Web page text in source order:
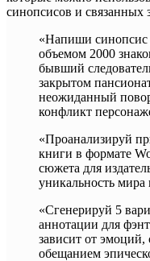
синопсисов и связанных
«Напиши синопсис
объемом 2000
бывший
закрытом
неожиданный
конфликт
«Проанализируй
книги в формате
сюжета для
уникальность
«Сгенерируй 5
аннотации для
зависит от эмоций,
обещанием